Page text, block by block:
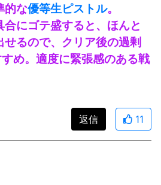
的な優等生ピストル。
合にゴテ盛すると、ほんと
せるので、クリア後の過剰
め。適度に緊張感のある戦
返信
11